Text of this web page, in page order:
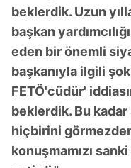
beklerdik. Uzun
başkan
eden bir önemli
başkanıyla ilgili
FETÖ'cüdür'
beklerdik. Bu
hiçbirini
konuşmamızı